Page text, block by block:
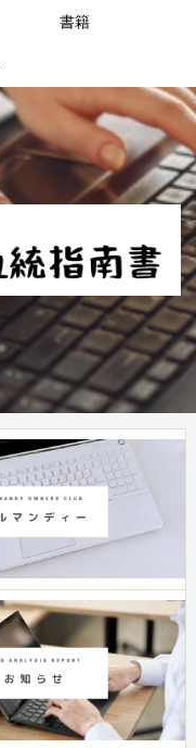
書籍